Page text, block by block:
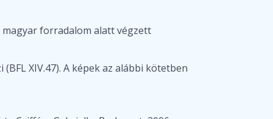
magyar forradalom alatt végzett
XIV.47). A képek az alábbi kötetben